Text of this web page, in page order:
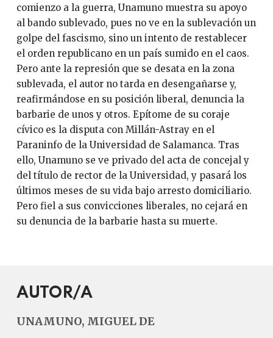
comienzo a la guerra, Unamuno muestra su apoyo
al bando sublevado, pues no ve en la sublevación un
golpe del fascismo, sino un intento de restablecer
el orden republicano en un país sumido en el caos.
Pero ante la represión que se desata en la zona
sublevada, el autor no tarda en desengañarse y,
reafirmándose en su posición liberal, denuncia la
barbarie de unos y otros. Epítome de su coraje
cívico es la disputa con Millán-Astray en el
Paraninfo de la Universidad de Salamanca. Tras
ello, Unamuno se ve privado del acta de concejal y
del título de rector de la Universidad, y pasará los
últimos meses de su vida bajo arresto domiciliario.
Pero fiel a sus convicciones liberales, no cejará en
su denuncia de la barbarie hasta su muerte.
AUTOR/A
UNAMUNO, MIGUEL DE